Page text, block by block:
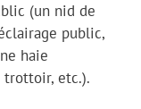
(un nid de
public,
haie
trottoir, etc.).